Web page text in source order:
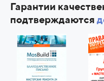
Гарантии
подтверждаются